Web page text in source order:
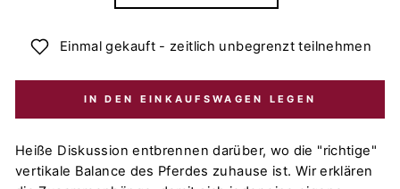
Einmal gekauft - zeitlich unbegrenzt teilnehmen
IN DEN EINKAUFSWAGEN LEGEN
Heiße Diskussion entbrennen darüber, wo die "richtige"
vertikale Balance des Pferdes zuhause ist. Wir erklären